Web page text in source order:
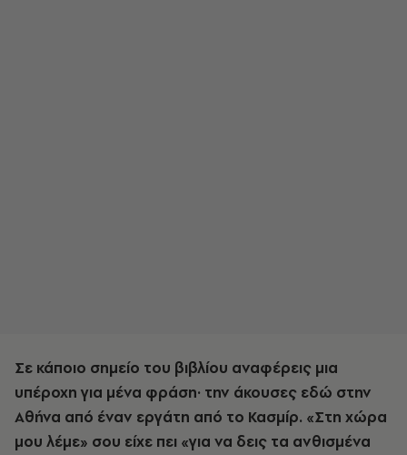
Σε κάποιο σημείο του βιβλίου αναφέρεις μια
υπέροχη για μένα φράση· την άκουσες εδώ στην
Αθήνα από έναν εργάτη από το Κασμίρ. «Στη χώρα
μου λέμε» σου είχε πει «για να δεις τα ανθισμένα